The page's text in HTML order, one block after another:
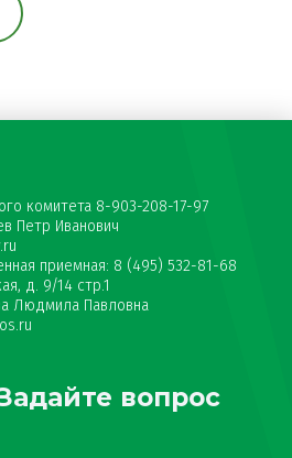
комитета 8-903-208-17-97
Петр Иванович
приемная: 8 (495) 532-81-68
д. 9/14 стр.1
Людмила Павловна
вопрос